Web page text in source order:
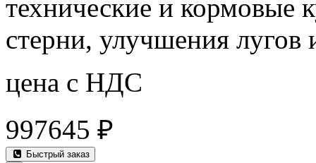
технические и кормовые
стерни, улучшения лугов
цена с НДС
997645 ₽
Быстрый заказ